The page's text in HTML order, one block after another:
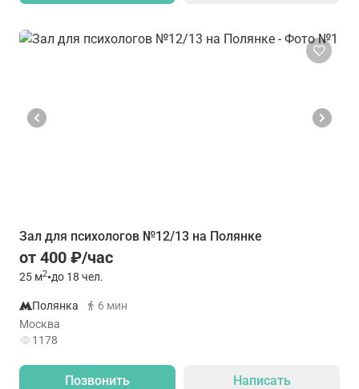
Зал для психологов №12/13 на Полянке
от 400 ₽/час
25 м2•до 18 чел.
Полянка
6 мин
Москва
1178
Позвонить Написать